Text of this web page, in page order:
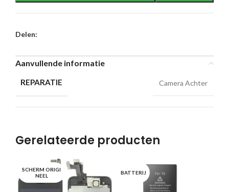
Delen:
Aanvullende informatie
REPARATIE Camera Achter
Gerelateerde producten
SCHERM ORIGI
NEEL
BATTERIJ